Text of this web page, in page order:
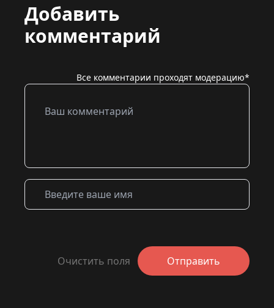
Добавить
комментарий
Все комментарии проходят модерацию*
Очистить поля Отправить